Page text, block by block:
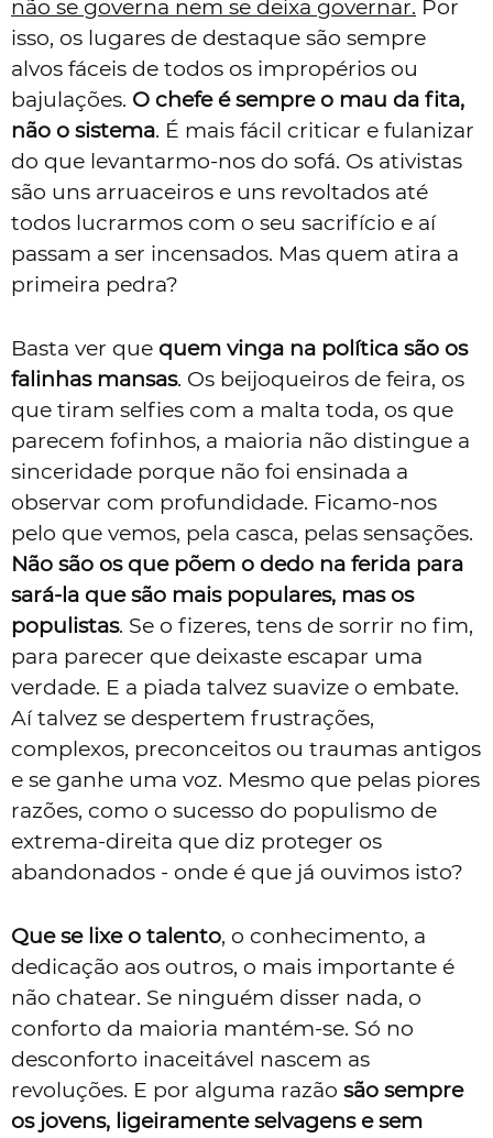
não se governa nem se deixa governar. Por
isso, os lugares de destaque são sempre
alvos fáceis de todos os impropérios ou
bajulações. O chefe é sempre o mau da fita,
não o sistema. É mais fácil criticar e fulanizar
do que levantarmo-nos do sofá. Os ativistas
são uns arruaceiros e uns revoltados até
todos lucrarmos com o seu sacrifício e aí
passam a ser incensados. Mas quem atira a
primeira pedra?
Basta ver que quem vinga na política são os
falinhas mansas. Os beijoqueiros de feira, os
que tiram selfies com a malta toda, os que
parecem fofinhos, a maioria não distingue a
sinceridade porque não foi ensinada a
observar com profundidade. Ficamo-nos
pelo que vemos, pela casca, pelas sensações.
Não são os que põem o dedo na ferida para
sará-la que são mais populares, mas os
populistas. Se o fizeres, tens de sorrir no fim,
para parecer que deixaste escapar uma
verdade. E a piada talvez suavize o embate.
Aí talvez se despertem frustrações,
complexos, preconceitos ou traumas antigos
e se ganhe uma voz. Mesmo que pelas piores
razões, como o sucesso do populismo de
extrema-direita que diz proteger os
abandonados - onde é que já ouvimos isto?
Que se lixe o talento, o conhecimento, a
dedicação aos outros, o mais importante é
não chatear. Se ninguém disser nada, o
conforto da maioria mantém-se. Só no
desconforto inaceitável nascem as
revoluções. E por alguma razão são sempre
os jovens, ligeiramente selvagens e sem